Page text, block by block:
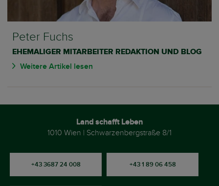
Peter Fuchs
EHEMALIGER MITARBEITER REDAKTION UND BLOG
Weitere Artikel lesen
Land schafft Leben
1010 Wien | Schwarzenbergstraße 8/1
+43 3687 24 008 +43 1 89 06 458